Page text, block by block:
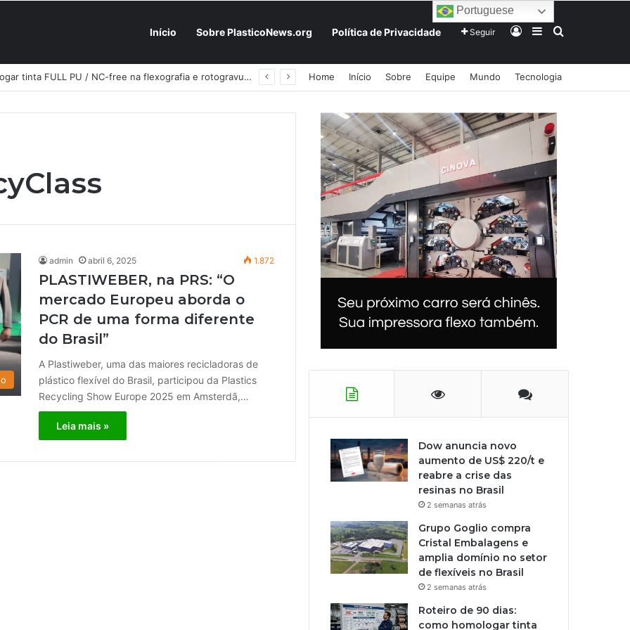
Início Sobre PlasticoNews.org Política de Privacidade Seguir EntrarBarra Lateral
Procurar por
Fabricantes já têm o “plano B” na prateleira: PU 100% / NC-free existe, mas ainda é pouco usado: a hora é transformar isso em projeto de resiliência Home Início Sobre Equipe Mundo Tecnologia
admin abril 6, 2025 1.872
PLASTIWEBER, na PRS: “O
mercado Europeu aborda o
PCR de uma forma diferente
do Brasil”
A Plastiweber, uma das maiores recicladoras de
plástico flexível do Brasil, participou da Plastics
Recycling Show Europe 2025 em Amsterdã,…
Leia mais »
Dow anuncia novo
aumento de US$ 220/t e
reabre a crise das
resinas no Brasil
2 semanas atrás
Grupo Goglio compra
Cristal Embalagens e
amplia domínio no setor
de flexíveis no Brasil
2 semanas atrás
Roteiro de 90 dias:
como homologar tinta
Portuguese